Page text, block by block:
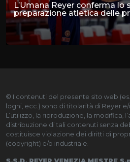
L’Umana Reyer conferma lo
preparazione atletica delle
© I contenuti del presente sito web
loghi, ecc.) sono di titolarità di Reyer
L’utilizzo, la riproduzione, la modifica,
distribuzione di tali contenuti senza
costituisce violazione dei diritti di
(copyright) e/o industriale.